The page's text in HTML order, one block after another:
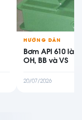
HƯỚNG DẪN
Bơm API 610 là
OH, BB và VS
20/07/2026